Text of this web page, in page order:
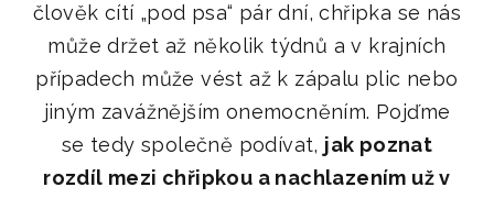
člověk cítí „pod psa“ pár dní, chřipka se nás
může držet až několik týdnů a v krajních
případech může vést až k zápalu plic nebo
jiným zavážnějším onemocněním. Pojďme
se tedy společně podívat, jak poznat
rozdíl mezi chřipkou a nachlazením už v